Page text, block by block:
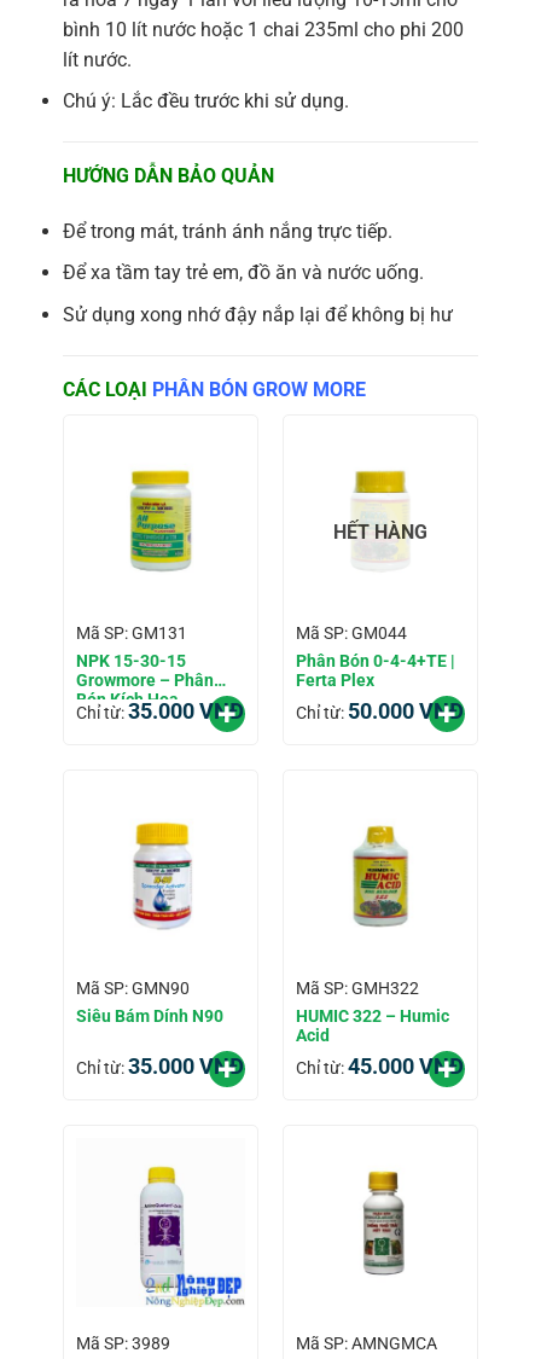
bình 10 lít nước hoặc 1 chai 235ml cho phi 200
lít nước.
Chú ý: Lắc đều trước khi sử dụng.
HƯỚNG DẪN BẢO QUẢN
Để trong mát, tránh ánh nắng trực tiếp.
Để xa tầm tay trẻ em, đồ ăn và nước uống.
Sử dụng xong nhớ đậy nắp lại để không bị hư
CÁC LOẠI PHÂN BÓN GROW MORE
Mã SP: GM131
NPK 15-30-15
Growmore – Phân
Bón Kích Hoa
Chỉ từ:35.000VNĐ
HẾT HÀNG
Mã SP: GM044
Phân Bón 0-4-4+TE |
Ferta Plex
Chỉ từ: 50.000VNĐ
Mã SP: GMN90
Siêu Bám Dính N90
Chỉ từ:35.000VNĐ
Mã SP: GMH322
HUMIC 322 – Humic
Acid
Chỉ từ:45.000VNĐ
Mã SP: 3989
Mã SP: AMNGMCA